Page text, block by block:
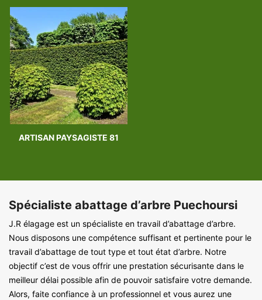
ARTISAN PAYSAGISTE 81
Spécialiste abattage d’arbre Puechoursi
J.R élagage est un spécialiste en travail d’abattage d’arbre.
Nous disposons une compétence suffisant et pertinente pour le
travail d’abattage de tout type et tout état d’arbre. Notre
objectif c’est de vous offrir une prestation sécurisante dans le
meilleur délai possible afin de pouvoir satisfaire votre demande.
Alors, faite confiance à un professionnel et vous aurez une